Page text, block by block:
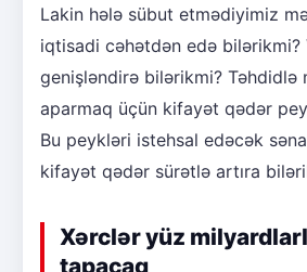
Lakin hələ sübut etmədiyimiz
iqtisadi cəhətdən edə bilərikmi?
genişləndirə bilərikmi? Təhdidlə
aparmaq üçün kifayət qədər
Bu peykləri istehsal edəcək
kifayət qədər sürətlə artıra
Xərclər yüz
tapacaq